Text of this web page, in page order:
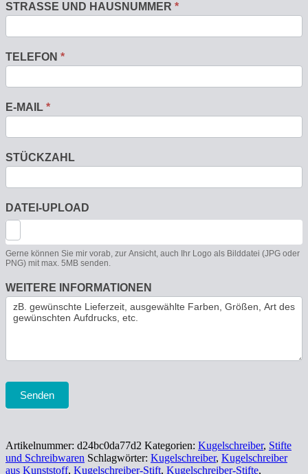
STRASSE UND HAUSNUMMER *
TELEFON *
E-MAIL *
STÜCKZAHL
DATEI-UPLOAD
Gerne können Sie mir vorab, zur Ansicht, auch Ihr Logo als Bilddatei (JPG oder
PNG) mit max. 5MB senden.
WEITERE INFORMATIONEN
Senden
Artikelnummer: d24bc0da77d2 Kategorien: Kugelschreiber, Stifte
und Schreibwaren Schlagwörter: Kugelschreiber, Kugelschreiber
aus Kunststoff, Kugelschreiber-Stift, Kugelschreiber-Stifte,